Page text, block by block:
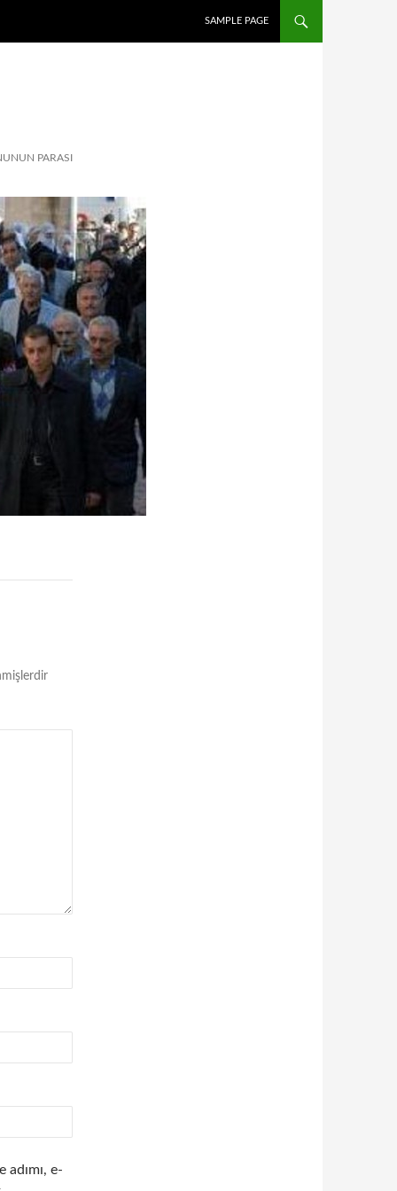
SAMPLE PAGE
PARASI
e-